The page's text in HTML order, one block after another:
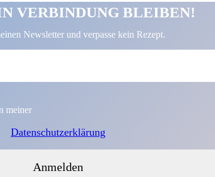
VERBINDUNG BLEIBEN!
Newsletter und verpasse kein Rezept.
meiner
Datenschutzerklärung